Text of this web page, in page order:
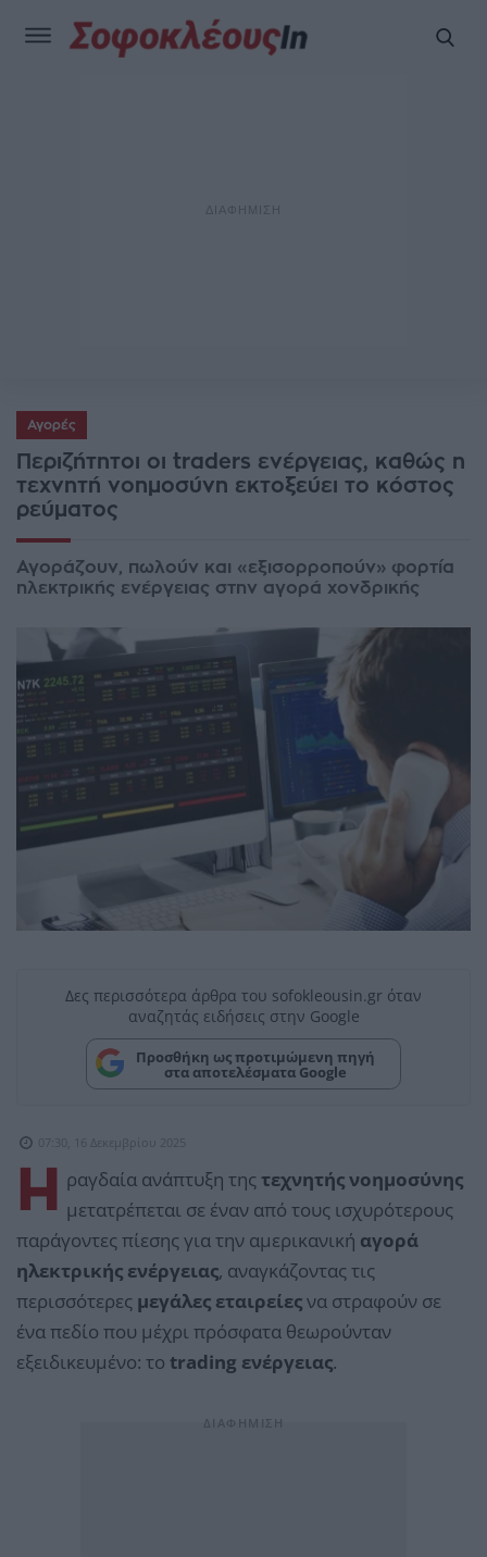
Αγορές
Περιζήτητοι οι traders ενέργειας, καθώς η
τεχνητή νοημοσύνη εκτοξεύει το κόστος
ρεύματος
Αγοράζουν, πωλούν και «εξισορροπούν» φορτία
ηλεκτρικής ενέργειας στην αγορά χονδρικής
Δες περισσότερα άρθρα του sofokleousin.gr όταν
αναζητάς ειδήσεις στην Google
Προσθήκη ως προτιμώμενη πηγή
στα αποτελέσματα Google
07:30, 16 Δεκεμβρίου 2025
Η ραγδαία ανάπτυξη της τεχνητής νοημοσύνης
μετατρέπεται σε έναν από τους ισχυρότερους
παράγοντες πίεσης για την αμερικανική αγορά
ηλεκτρικής ενέργειας, αναγκάζοντας τις
περισσότερες μεγάλες εταιρείεςνα στραφούν σε
ένα πεδίο που μέχρι πρόσφατα θεωρούνταν
εξειδικευμένο: το trading ενέργειας.